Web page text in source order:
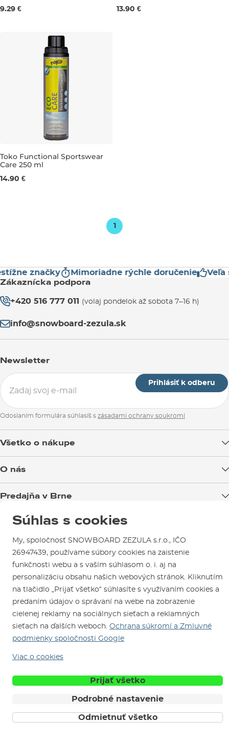
75 ml
9.29 € 250 ML
13.90 €
250 ml
Toko Functional Sportswear
Care 250 ml
14.90 €
1
značky Mimoriadne rýchle doručenie Veľa
Zákaznícka podpora
+420 516 777 011 (volaj pondelok až sobota 7–16 h)
info@snowboard-zezula.sk
Newsletter
Prihlásiť k odberu
Odoslaním formulára súhlasíš s zásadami ochrany soukromí
Všetko o nákupe
Výmena a vrátenie tovaru
Kontakty
O nás
SNOWBOARD ZEZULA Team
Ako si vybrať vybavenie
Predajňa v Brne
Otváracia doba
Požičovňa
Servis a opravy
Sme overený e-shop.
Naši spokojní zákazníci nám udelili
CertifikátOverené zákazníkmi.
Sme tu pre Vás od roku 1996
© 2026 SNOWBOARD ZEZULA s.r.o. Slovensky
CookiesOchrana osobných údajov
Súhlas s cookies
My, spoločnosť SNOWBOARD ZEZULA s.r.o., IČO
26947439, používame súbory cookies na zaistenie
funkčnosti webu a s vaším súhlasom o. i. aj na
personalizáciu obsahu našich webových stránok. Kliknutím
na tlačidlo „Prijať všetko“ súhlasíte s využívaním cookies a
predaním údajov o správaní na webe na zobrazenie
cielenej reklamy na sociálnych sieťach a reklamných
sieťach na ďalších weboch. Ochrana súkromí a Zmluvné
podmienky spoločnosti Google
Viac o cookies
Prijať všetko
Podrobné nastavenie
Odmietnuť všetko